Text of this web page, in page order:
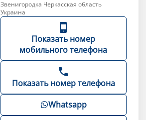
Звенигородка Черкасская область
Украина
Показать номер
мобильного телефона
Показать номер телефона
Whatsapp